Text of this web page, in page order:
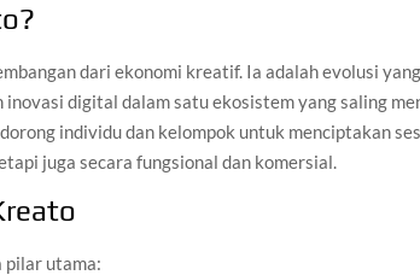
dari ekonomi kreatif. Ia adalah evolusi
digital dalam satu ekosistem yang saling
individu dan kelompok untuk menciptakan
juga secara fungsional dan komersial.
pilar utama: